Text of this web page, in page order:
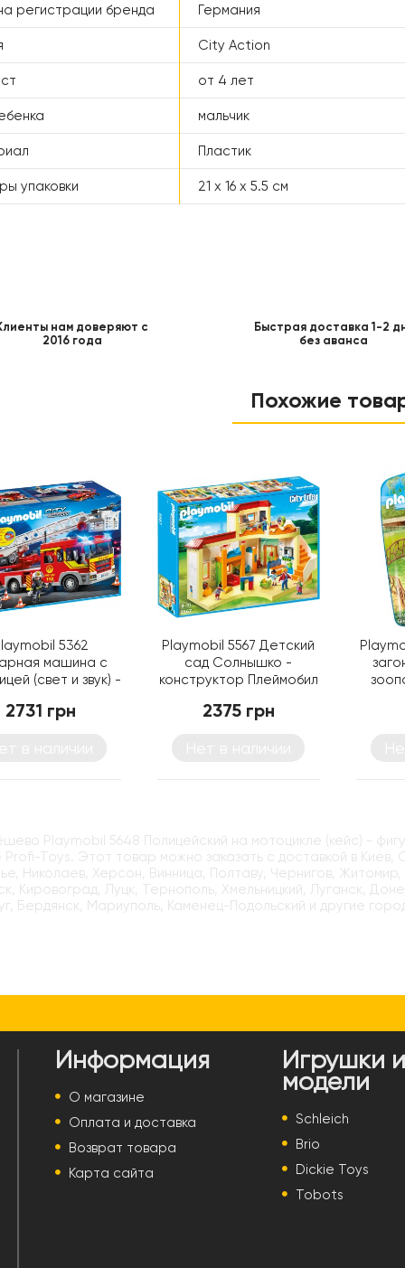
регистрации бренда Германия
City Action
от 4 лет
мальчик
Пластик
упаковки 21 x 16 x 5.5 см
нам доверяют с
2016 года
Быстрая доставка 1-2
без аванса
Похожие
5362
машина с
(свет и звук) -
2731 грн
Playmobil 5567 Детский
сад Солнышко -
конструктор Плеймобил
2375 грн
Playmobil 5648 Полицейский на мотоцикле (кейс) -
Profi-Toys. Этот товар можно заказать с доставкой в
Николаев, Херсон, Винница, Полтаву, Чернигов,
Кировоград, Луцк, Тернополь, Хмельницкий, Луганск,
Бердянск, Мариуполь, Каменец-Подольский и другие
Информация
О магазине
Оплата и доставка
Возврат товара
Карта сайта
Игрушки и
модели
Schleich
Brio
Dickie Toys
Tobots